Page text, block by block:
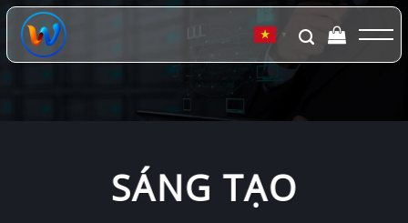
Chuyển
đến
dung
▼
SÁNG TẠO